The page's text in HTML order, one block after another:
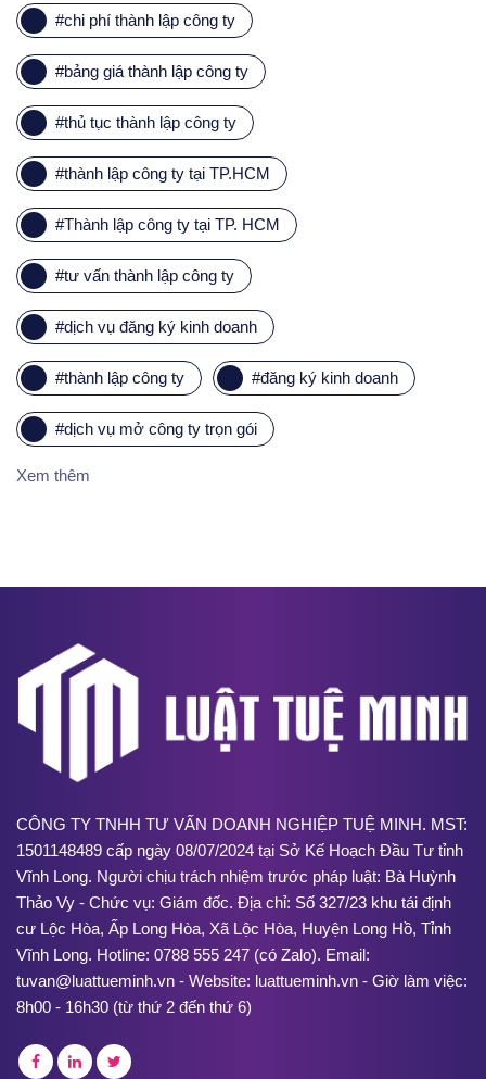
#chi phí thành lập công ty
#bảng giá thành lập công ty
#thủ tục thành lập công ty
#thành lập công ty tại TP.HCM
#Thành lập công ty tại TP. HCM
#tư vấn thành lập công ty
#dịch vụ đăng ký kinh doanh
#thành lập công ty #đăng ký kinh doanh
#dịch vụ mở công ty trọn gói
Xem thêm
CÔNG TY TNHH TƯ VẤN DOANH NGHIỆP TUỆ MINH. MST:
1501148489 cấp ngày 08/07/2024 tại Sở Kế Hoạch Đầu Tư tỉnh
Vĩnh Long. Người chịu trách nhiệm trước pháp luật: Bà Huỳnh
Thảo Vy - Chức vụ: Giám đốc. Địa chỉ: Số 327/23 khu tái định
cư Lộc Hòa, Ấp Long Hòa, Xã Lộc Hòa, Huyện Long Hồ, Tỉnh
Vĩnh Long. Hotline: 0788 555 247 (có Zalo). Email:
tuvan@luattueminh.vn - Website: luattueminh.vn - Giờ làm việc:
8h00 - 16h30 (từ thứ 2 đến thứ 6)